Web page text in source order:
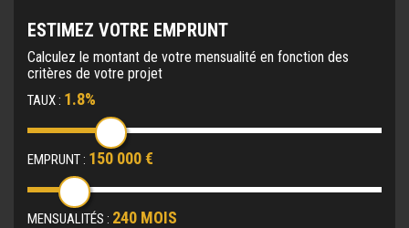
ESTIMEZ VOTRE EMPRUNT
Calculez le montant de votre mensualité en fonction des
critères de votre projet
TAUX : 1.8%
EMPRUNT : 150 000 €
MENSUALITÉS : 240 MOIS